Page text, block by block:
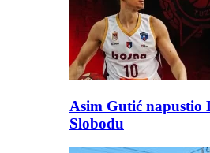
Asim Gutić napustio
Slobodu